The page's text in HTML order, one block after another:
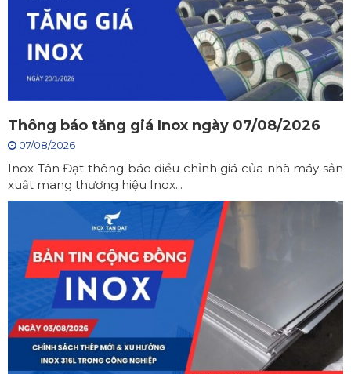
Thông báo tăng giá Inox ngày 07/08/2026
07/08/2026
Inox Tân Đạt thông báo điều chỉnh giá của nhà máy sản
xuất mang thương hiệu Inox...